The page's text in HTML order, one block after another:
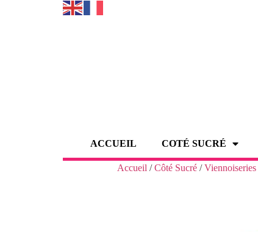
ACCUEIL COTÉ SUCRÉ
Accueil /Côté Sucré /Viennoiseries